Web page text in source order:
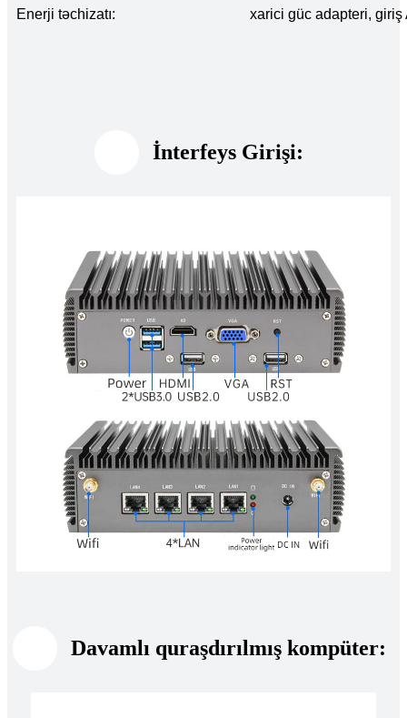
Enerji təchizatı:
xarici güc adapteri, giriş
İnterfeys Girişi:
Davamlı quraşdırılmış kompüter: